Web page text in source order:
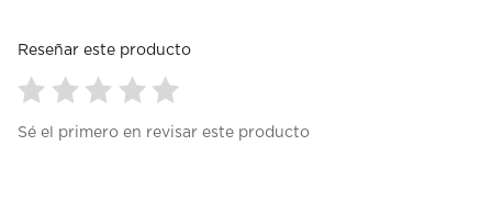
Reseñar este producto
paraparaparaparapara
Sé el primero en revisar este producto